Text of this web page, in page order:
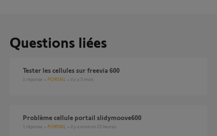
Questions liées
tester les cellules sur freevia 600
1 réponse PORTAIL il y a 5 mois
Problème cellule portail slidymoove600
1 réponse PORTAIL il y a environ 23 heures